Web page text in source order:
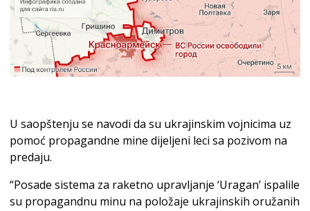
U saopštenju se navodi da su ukrajinskim vojnicima uz
pomoć propagandne mine dijeljeni leci sa pozivom na
predaju.
“Posade sistema za raketno upravljanje ‘Uragan’ ispalile
su propagandnu minu na položaje ukrajinskih oružanih